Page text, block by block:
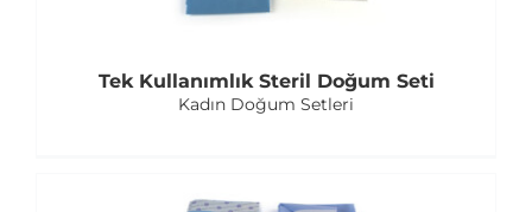
Tek Kullanımlık Steril Doğum Seti
Kadın Doğum Setleri